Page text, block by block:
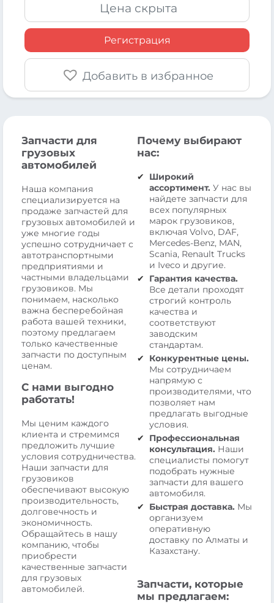
Цена скрыта
Регистрация
Добавить в избранное
Запчасти для
грузовых
автомобилей
Наша компания
специализируется на
продаже запчастей для
грузовых автомобилей и
уже многие годы
успешно сотрудничает с
автотранспортными
предприятиями и
частными владельцами
грузовиков. Мы
понимаем, насколько
важна бесперебойная
работа вашей техники,
поэтому предлагаем
только качественные
запчасти по доступным
ценам.
С нами выгодно
работать!
Мы ценим каждого
клиента и стремимся
предложить лучшие
условия сотрудничества.
Наши запчасти для
грузовиков
обеспечивают высокую
производительность,
долговечность и
экономичность.
Обращайтесь в нашу
компанию, чтобы
приобрести
качественные запчасти
для грузовых
автомобилей.
Почему выбирают
нас:
Широкий
ассортимент. У нас вы
найдете запчасти для
всех популярных
марок грузовиков,
включая Volvo, DAF,
Mercedes-Benz, MAN,
Scania, Renault Trucks
и Iveco и другие.
Гарантия качества.
Все детали проходят
строгий контроль
качества и
соответствуют
заводским
стандартам.
Конкурентные цены.
Мы сотрудничаем
напрямую с
производителями, что
позволяет нам
предлагать выгодные
условия.
Профессиональная
консультация. Наши
специалисты помогут
подобрать нужные
запчасти для вашего
автомобиля.
Быстрая доставка. Мы
организуем
оперативную
доставку по Алматы и
Казахстану.
Запчасти, которые
мы предлагаем: